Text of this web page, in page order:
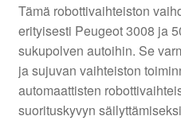
Tämä robottivaihteiston
erityisesti Peugeot 3008 ja
sukupolven autoihin. Se
ja sujuvan vaihteiston
automaattisten
suorituskyvyn